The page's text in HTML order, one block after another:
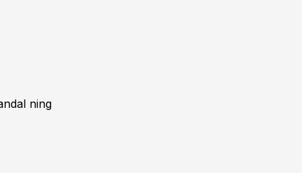
ning